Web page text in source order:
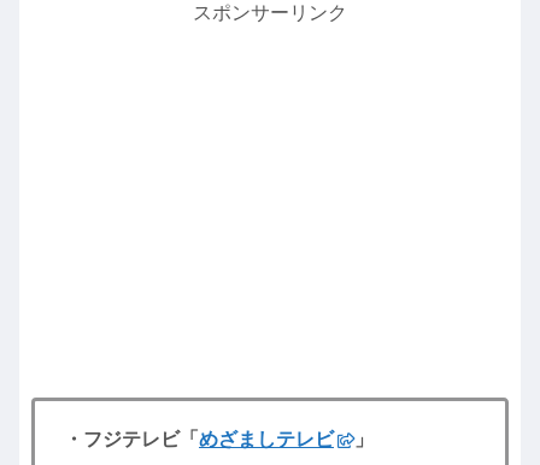
スポンサーリンク
・フジテレビ「 めざましテレビ
」